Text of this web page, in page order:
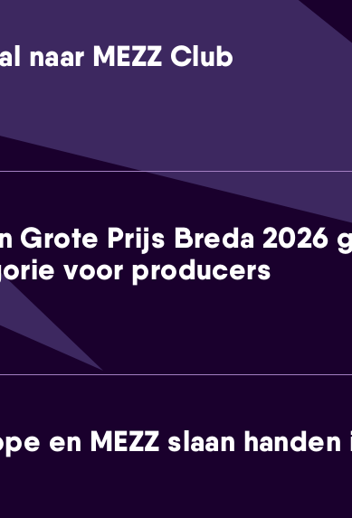
naar MEZZ Club
Grote Prijs Breda 2026
voor producers
en MEZZ slaan handen